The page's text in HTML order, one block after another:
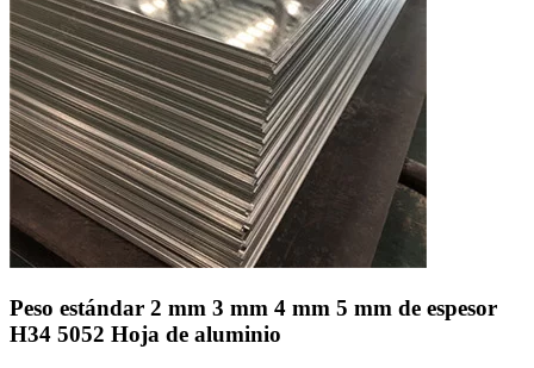
Peso estándar 2 mm 3 mm 4 mm 5 mm de espesor
H34 5052 Hoja de aluminio